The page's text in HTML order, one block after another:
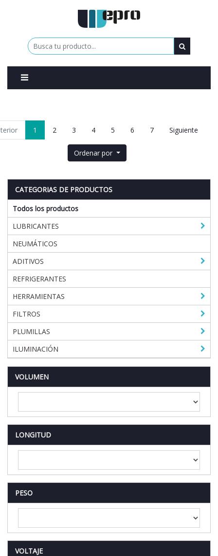
1 2 3 4 5 6 7 Siguiente
Ordenar por
CATEGORIAS DE PRODUCTOS
Todos los productos
LUBRICANTES
NEUMÁTICOS
ADITIVOS
REFRIGERANTES
HERRAMIENTAS
FILTROS
PLUMILLAS
ILUMINACIÓN
VOLUMEN
LONGITUD
PESO
VOLTAJE